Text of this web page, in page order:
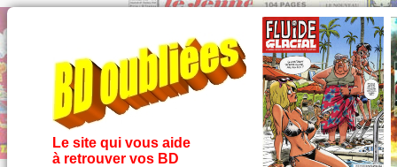
Le site qui vous aide
à retrouver vos BD